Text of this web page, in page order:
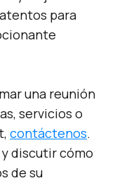
para
una reunión
servicios o
contáctenos.
discutir cómo
de su